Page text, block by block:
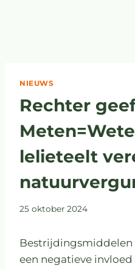
NIEUWS
Rechter
lelieteelt
25 oktober 2024
Bestrijdingsmiddelen
een negatieve